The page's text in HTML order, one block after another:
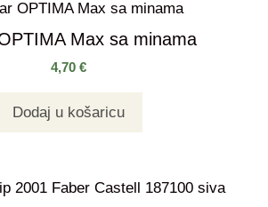
Max sa minama
4,70 €
Dodaj u košaricu